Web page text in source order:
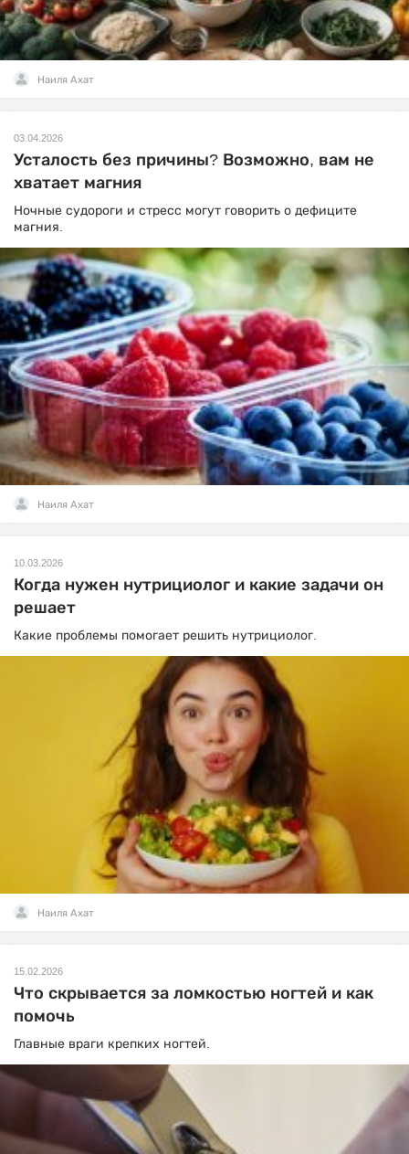
Наиля Ахат
03.04.2026
Усталость без причины? Возможно, вам не
хватает магния
Ночные судороги и стресс могут говорить о дефиците
магния.
Наиля Ахат
10.03.2026
Когда нужен нутрициолог и какие задачи он
решает
Какие проблемы помогает решить нутрициолог.
Наиля Ахат
15.02.2026
Что скрывается за ломкостью ногтей и как
помочь
Главные враги крепких ногтей.